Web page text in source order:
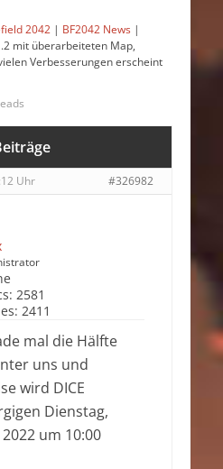
2042 | BF2042 News |
mit überarbeiteten Map,
Verbesserungen erscheint
Uhr #326982
2581
2411
mal die Hälfte
uns und
wird DICE
Dienstag,
um 10:00